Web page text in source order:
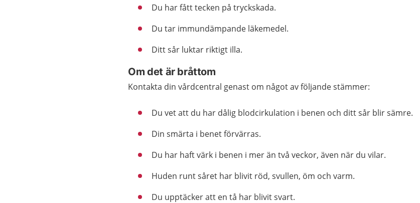
Du har fått tecken på tryckskada.
Du tar immundämpande läkemedel.
Ditt sår luktar riktigt illa.
Om det är bråttom
Kontakta din vårdcentral genast om något av följande stämmer:
Du vet att du har dålig blodcirkulation i benen och ditt sår blir sämre.
Din smärta i benet förvärras.
Du har haft värk i benen i mer än två veckor, även när du vilar.
Huden runt såret har blivit röd, svullen, öm och varm.
Du upptäcker att en tå har blivit svart.